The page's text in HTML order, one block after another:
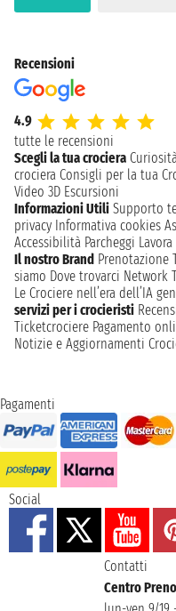
Recensioni
4.9
tutte le recensioni
Scegli la tua crociera
crociera Consigli per la tua
Video 3D Escursioni
Informazioni Utili Supporto
privacy Informativa cookies
Accessibilità Parcheggi
Il nostro Brand Prenotazione
siamo Dove trovarci Network
Le Crociere nell’era dell’IA
servizi per i crocieristi
Ticketcrociere Pagamento
Notizie e Aggiornamenti
Pagamenti
Social
Contatti
Centro